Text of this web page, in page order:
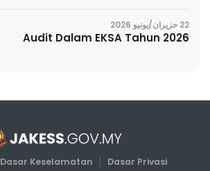
22 حزيران/يونيو 2026
Audit Dalam EKSA Tahun 2026
Dasar Privasi
Dasar Keselamatan